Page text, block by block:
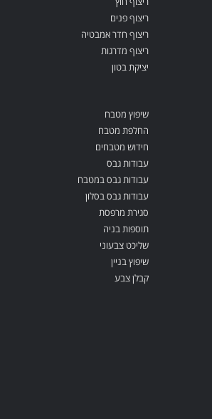
ריצוף פנים
ריצוף חדר אמבטיה
ריצוף מדרגות
יציקת בטון
שיפוץ מטבח
החלפת מטבח
חידוש מטבחים
עבודות גבס
עבודות גבס במטבח
עבודות גבס בסלון
סגירת מרפסת
תוספות בניה
שליכט צבעוני
שיפוץ בניין
קבלן צבע